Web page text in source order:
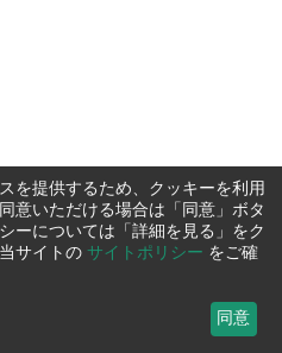
を提供するため、クッキーを利用
意いただける場合は「同意」ボタ
ーについては「詳細を見る」をク
サイトの サイトポリシー をご確
同意